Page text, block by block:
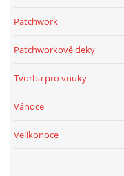
Patchwork
Patchworkové deky
Tvorba pro vnuky
Vánoce
Velikonoce